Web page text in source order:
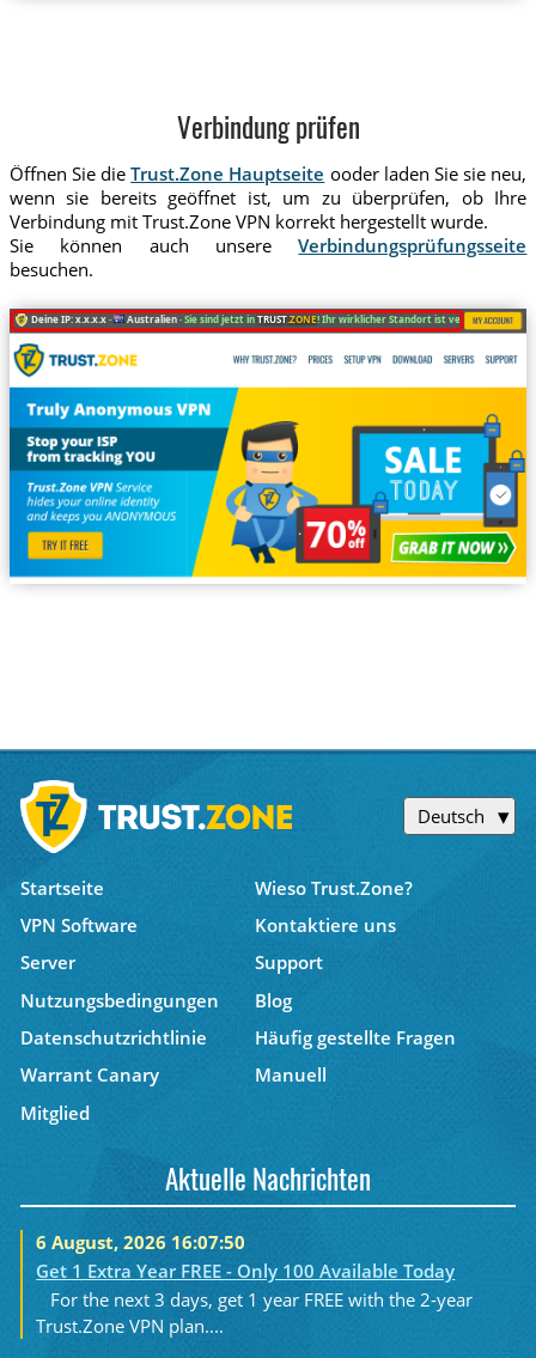
Verbindung prüfen
Öffnen Sie dieTrust.Zone Hauptseite ooder laden Sie sie neu,
wenn sie bereits geöffnet ist, um zu überprüfen, ob Ihre
Verbindung mit Trust.Zone VPN korrekt hergestellt wurde.
Sie können auch unsereVerbindungsprüfungsseite
besuchen.
Deine IP: x.x.x.x · Australien ·Sie sind jetzt inTRUST.ZONE! Ihr wirklicher Standort ist versteckt!
Deutsch
Startseite
Wieso Trust.Zone?
VPN Software
Kontaktiere uns
Server
Support
Nutzungsbedingungen
Blog
Datenschutzrichtlinie
Häufig gestellte Fragen
Warrant Canary
Manuell
Mitglied
Aktuelle Nachrichten
6 August, 2026 16:07:50
Get 1 Extra Year FREE - Only 100 Available Today
For the next 3 days, get 1 year FREE with the 2-year
Trust.Zone VPN plan....